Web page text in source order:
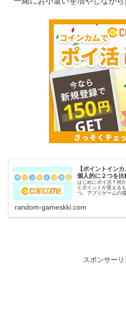
【ポイントイン
個人的に２つを比
はじめにポイ活？何
とポイントが貰える
つ。アプリゲームの
random-gameskki.com
スポンサーリ